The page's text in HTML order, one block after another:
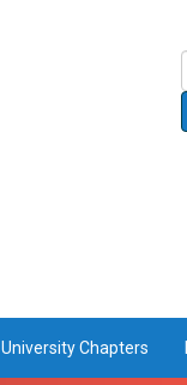
University Chapters